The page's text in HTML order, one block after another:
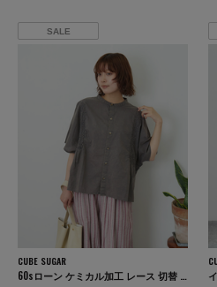
SALE
CUBE SUGAR
60sローン ケミカル加工 レース 切替 ドルマン シャツ